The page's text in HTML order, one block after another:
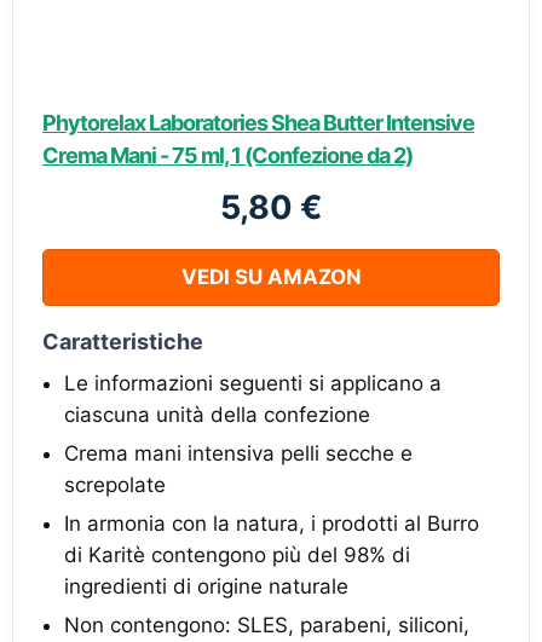
Phytorelax Laboratories Shea Butter Intensive
Crema Mani - 75 ml, 1 (Confezione da 2)
5,80 €
VEDI SU AMAZON
Caratteristiche
Le informazioni seguenti si applicano a
ciascuna unità della confezione
Crema mani intensiva pelli secche e
screpolate
In armonia con la natura, i prodotti al Burro
di Karitè contengono più del 98% di
ingredienti di origine naturale
Non contengono: SLES, parabeni, siliconi,